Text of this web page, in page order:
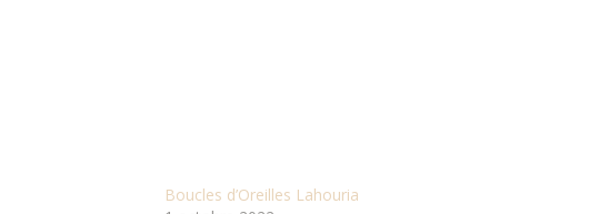
Boucles d’Oreilles Lahouria